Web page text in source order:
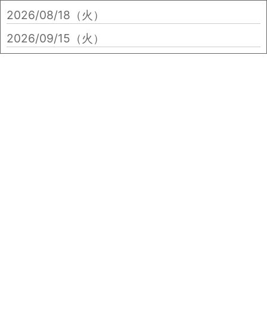
2026/08/18（火）
2026/09/15（火）